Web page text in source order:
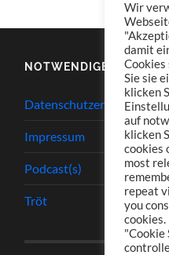
NOTWENDIGES
Datenschutzerklärung
Impressum
Podcast(s)
Tröt
Wir
damit
Sie sie
klicken
auf
klicken
cookies
most
repeat
you
"Cookie